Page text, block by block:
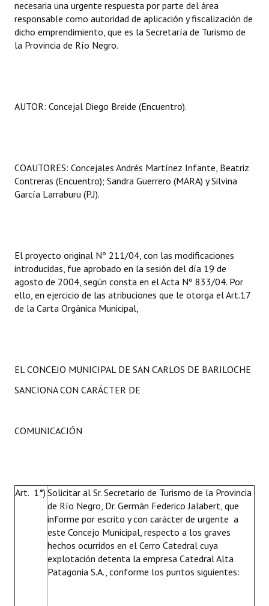
necesaria una urgente respuesta por parte del área
responsable como autoridad de aplicación y fiscalización de
dicho emprendimiento, que es la Secretaría de Turismo de
la Provincia de Río Negro.
AUTOR: Concejal Diego Breide (Encuentro).
COAUTORES: Concejales Andrés Martínez Infante, Beatriz
Contreras (Encuentro); Sandra Guerrero (MARA) y Silvina
García Larraburu (P.J).
El proyecto original Nº 211/04, con las modificaciones
introducidas, fue aprobado en la sesión del día 19 de
agosto de 2004, según consta en el Acta Nº 833/04. Por
ello, en ejercicio de las atribuciones que le otorga el Art.17
de la Carta Orgánica Municipal,
EL CONCEJO MUNICIPAL DE SAN CARLOS DE BARILOCHE
SANCIONA CON CARÁCTER DE
COMUNICACIÓN
Art. 1°) Solicitar al Sr. Secretario de Turismo de la Provincia
de Río Negro, Dr. Germán Federico Jalabert, que
informe por escrito y con carácter de urgente a
este Concejo Municipal, respecto a los graves
hechos ocurridos en el Cerro Catedral cuya
explotación detenta la empresa Catedral Alta
Patagonia S.A., conforme los puntos siguientes: